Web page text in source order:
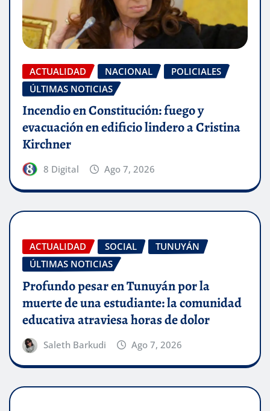
ACTUALIDAD NACIONAL
POLICIALES
ÚLTIMAS NOTICIAS
Incendio en Constitución: fuego y
evacuación en edificio lindero a Cristina
Kirchner
8 Digital Ago 7, 2026
ACTUALIDAD SOCIAL
TUNUYÁN
ÚLTIMAS NOTICIAS
Profundo pesar en Tunuyán por la
muerte de una estudiante: la comunidad
educativa atraviesa horas de dolor
Saleth Barkudi Ago 7, 2026